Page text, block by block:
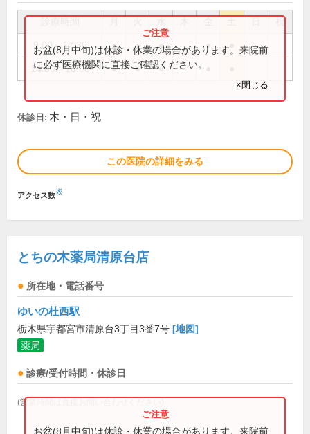
祝
9:00～12:30 ● ● ● ●
14:00～18:00 ● ● ●
お盆(8月中旬)は休診・休業の場合があります。来院前
に必ず医療機関に直接ご確認ください。
×閉じる
休診日: 木・日・祝
この医院の詳細をみる
アクセス数※
とちの木薬局清原台店
所在地・電話番号
ゆいの杜西駅
栃木県宇都宮市清原台3丁目3番7号 [地図]
薬局
診療/受付時間・休診日
(営業時間は直接お問い合わせください)
お盆(8月中旬)は休診・休業の場合があります。来院前